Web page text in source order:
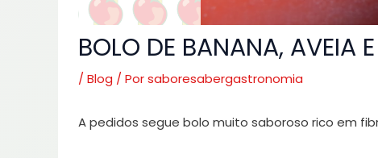
BOLO DE BANANA, AVEIA
/ Blog / Porsaboresabergastronomia
A pedidos segue bolo muito saboroso rico em